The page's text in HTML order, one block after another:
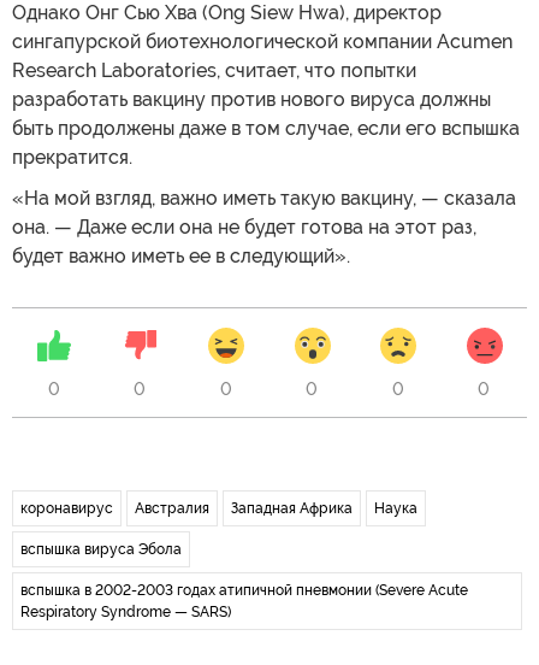
Однако Онг Сью Хва (Ong Siew Hwa), директор
сингапурской биотехнологической компании Acumen
Research Laboratories, считает, что попытки
разработать вакцину против нового вируса должны
быть продолжены даже в том случае, если его вспышка
прекратится.
«На мой взгляд, важно иметь такую вакцину, — сказала
она. — Даже если она не будет готова на этот раз,
будет важно иметь ее в следующий».
0 0 0 0 0 0
коронавирус Австралия Западная Африка Наука
вспышка вируса Эбола
вспышка в 2002-2003 годах атипичной пневмонии (Severe Acute
Respiratory Syndrome — SARS)